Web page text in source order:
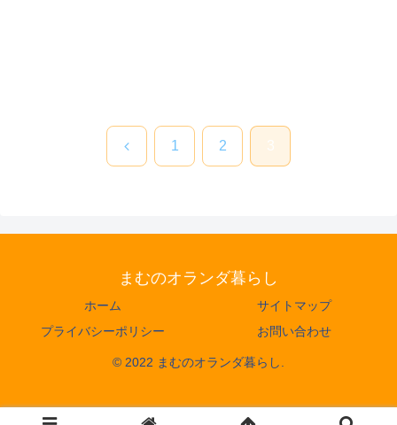
前 1 2 3
まむのオランダ暮らし
ホーム
サイトマップ
プライバシーポリシー
お問い合わせ
© 2022 まむのオランダ暮らし.